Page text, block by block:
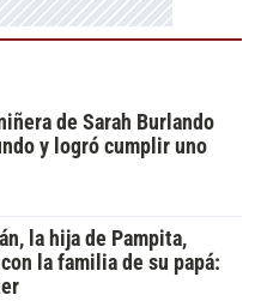
de Sarah Burlando
y logró cumplir uno
la hija de Pampita,
la familia de su papá: